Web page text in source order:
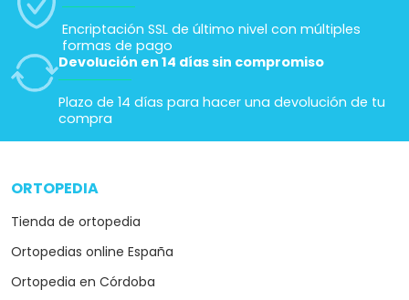
Encriptación SSL de último nivel con múltiples
formas de pago
Devolución en 14 días sin compromiso
Plazo de 14 días para hacer una devolución de tu
compra
ORTOPEDIA
Tienda de ortopedia
Ortopedias online España
Ortopedia en Córdoba